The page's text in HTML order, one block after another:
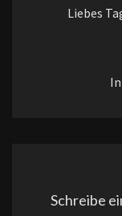
Liebes
Schreibe